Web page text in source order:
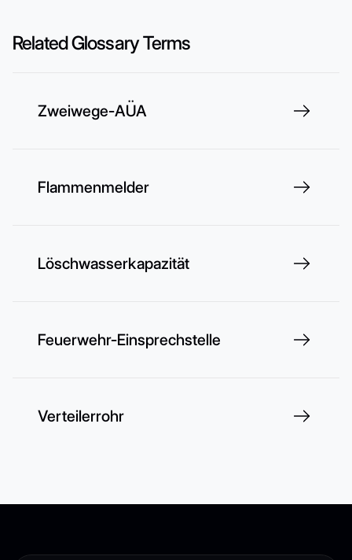
Related Glossary Terms
Zweiwege-AÜA
Flammenmelder
Löschwasserkapazität
Feuerwehr-Einsprechstelle
Verteilerrohr